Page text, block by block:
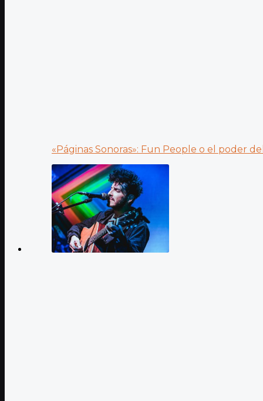
«Páginas Sonoras»: Fun People o el poder